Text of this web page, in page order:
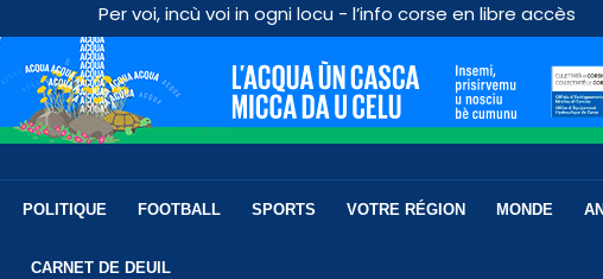
Per voi, incù voi in ogni locu - l’info corse en libre accès
POLITIQUE FOOTBALL SPORTS VOTRE RÉGION MONDE
CARNET DE DEUIL